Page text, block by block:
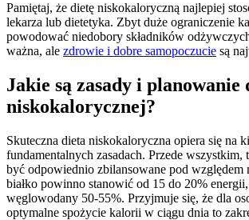
Pamiętaj, że dietę niskokaloryczną najlepiej
lekarza lub dietetyka. Zbyt duże ograniczenie
powodować niedobory składników
ważna, ale zdrowie i dobre samopoczucie są
Jakie są zasady i planowanie
niskokalorycznej?
Skuteczna dieta niskokaloryczna opiera się na
fundamentalnych zasadach. Przede wszystkim,
być odpowiednio zbilansowane pod względem
białko powinno stanowić od 15 do 20% energii,
węglowodany 50-55%. Przyjmuje się, że dla
optymalne spożycie kalorii w ciągu dnia to